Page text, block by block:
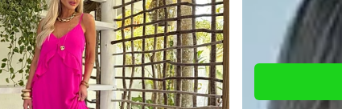
Quantidade